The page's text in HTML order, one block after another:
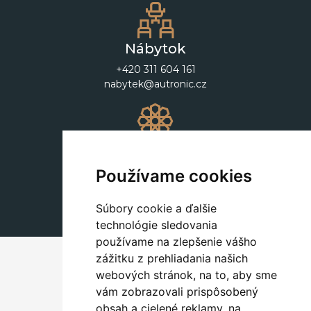
Používame cookies
Súbory cookie a ďalšie
technológie sledovania
používame na zlepšenie vášho
zážitku z prehliadania našich
webových stránok, na to, aby sme
vám zobrazovali prispôsobený
obsah a cielené reklamy, na
Nábytok
+420 311 604 161
nabytek@autronic.cz
+420 311 604 182
dekorace@autronic.cz